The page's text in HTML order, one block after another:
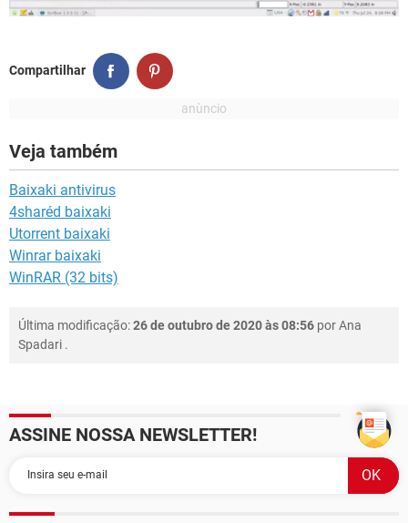
Compartilhar
Veja também
Baixaki antivirus
4sharéd baixaki
Utorrent baixaki
Winrar baixaki
WinRAR (32 bits)
Última modificação:26 de outubro de 2020 às 08:56 porAna
Spadari .
ASSINE NOSSA NEWSLETTER!